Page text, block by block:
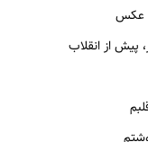
عکس
پیش از انقلاب